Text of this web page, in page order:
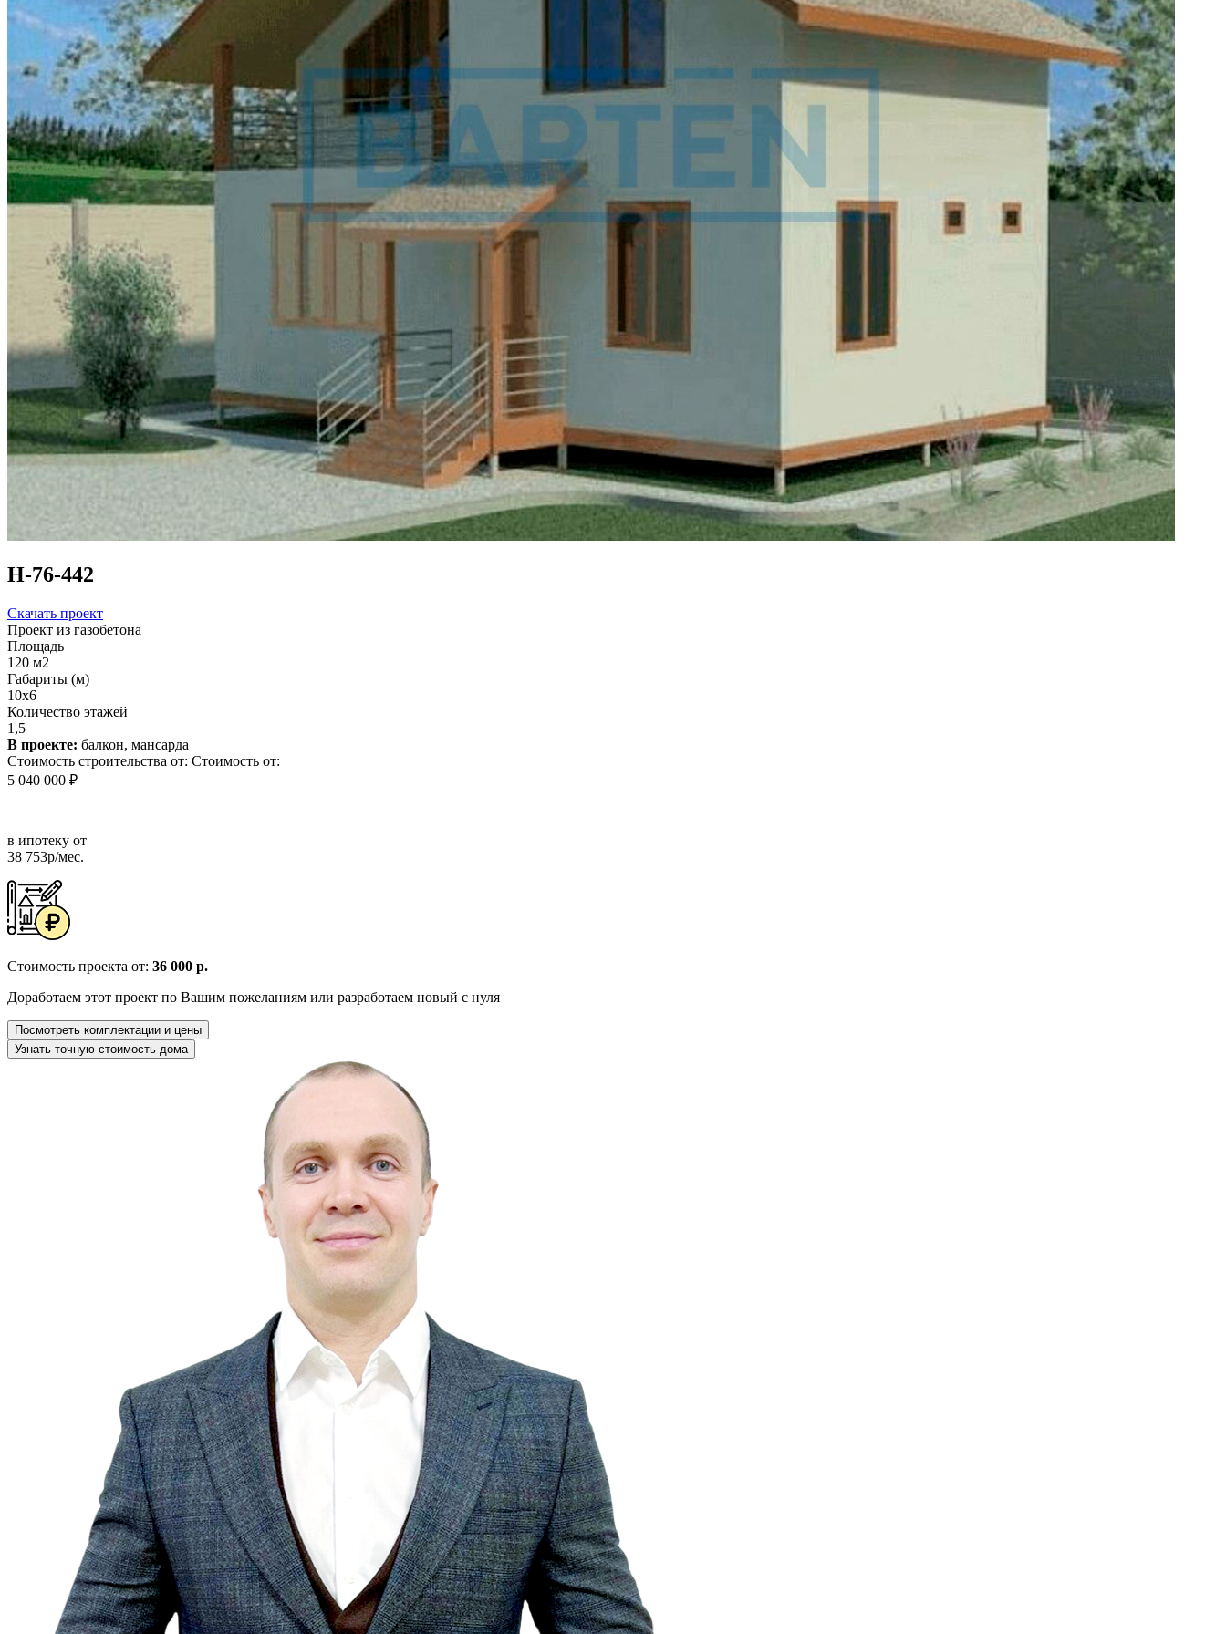
Н-76-442
Скачать проект
Проект из газобетона
Площадь
120 м2
Габариты (м)
10х6
Количество этажей
1,5
В проекте: балкон, мансарда
Стоимость строительства от: Стоимость от:
5 040 000 ₽
в ипотеку от
38 753р/мес.
Стоимость проекта от: 36 000 р.
Доработаем этот проект по Вашим пожеланиям или разработаем новый с нуля
Посмотреть комплектации и цены
Узнать точную стоимость дома